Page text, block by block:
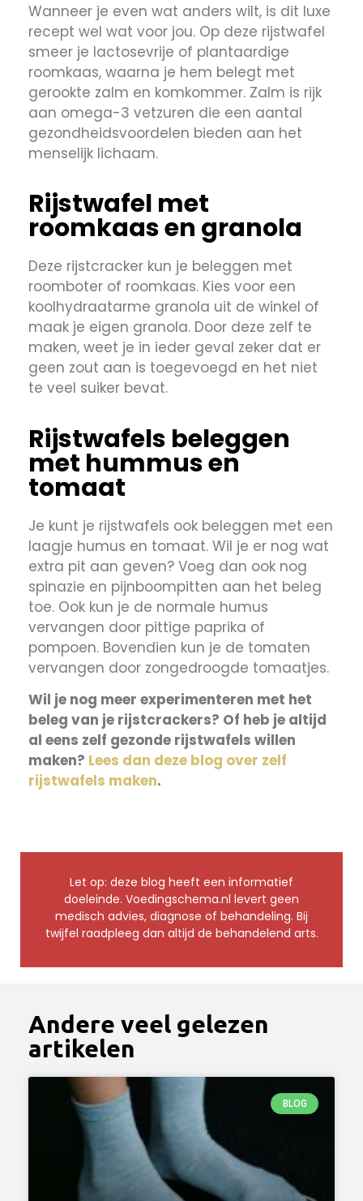
Wanneer je even wat anders wilt, is dit luxe
recept wel wat voor jou. Op deze rijstwafel
smeer je lactosevrije of plantaardige
roomkaas, waarna je hem belegt met
gerookte zalm en komkommer. Zalm is rijk
aan omega-3 vetzuren die een aantal
gezondheidsvoordelen bieden aan het
menselijk lichaam.
Rijstwafel met
roomkaas en granola
Deze rijstcracker kun je beleggen met
roomboter of roomkaas. Kies voor een
koolhydraatarme granola uit de winkel of
maak je eigen granola. Door deze zelf te
maken, weet je in ieder geval zeker dat er
geen zout aan is toegevoegd en het niet
te veel suiker bevat.
Rijstwafels beleggen
met hummus en
tomaat
Je kunt je rijstwafels ook beleggen met een
laagje humus en tomaat. Wil je er nog wat
extra pit aan geven? Voeg dan ook nog
spinazie en pijnboompitten aan het beleg
toe. Ook kun je de normale humus
vervangen door pittige paprika of
pompoen. Bovendien kun je de tomaten
vervangen door zongedroogde tomaatjes.
Wil je nog meer experimenteren met het
beleg van je rijstcrackers? Of heb je altijd
al eens zelf gezonde rijstwafels willen
maken? Lees dan deze blog over zelf
rijstwafels maken.
Let op: deze blog heeft een informatief
doeleinde. Voedingschema.nl levert geen
medisch advies, diagnose of behandeling. Bij
twijfel raadpleeg dan altijd de behandelend arts.
Andere veel gelezen
artikelen
BLOG